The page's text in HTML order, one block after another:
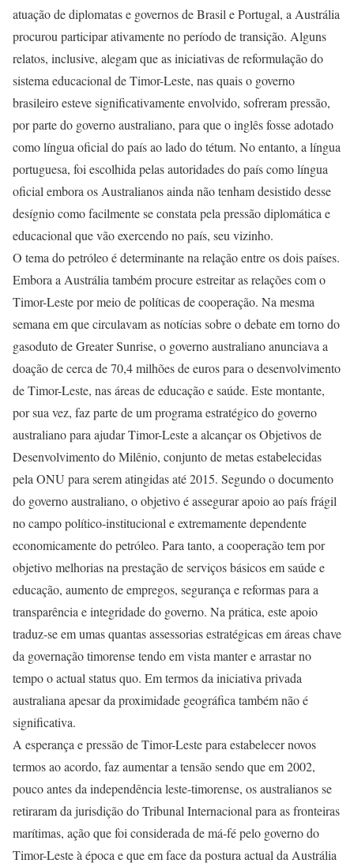
atuação de diplomatas e governos de Brasil e Portugal, a Austrália
procurou participar ativamente no período de transição. Alguns
relatos, inclusive, alegam que as iniciativas de reformulação do
sistema educacional de Timor-Leste, nas quais o governo
brasileiro esteve significativamente envolvido, sofreram pressão,
por parte do governo australiano, para que o inglês fosse adotado
como língua oficial do país ao lado do tétum. No entanto, a língua
portuguesa, foi escolhida pelas autoridades do país como língua
oficial embora os Australianos ainda não tenham desistido desse
desígnio como facilmente se constata pela pressão diplomática e
educacional que vão exercendo no país, seu vizinho.
O tema do petróleo é determinante na relação entre os dois países.
Embora a Austrália também procure estreitar as relações com o
Timor-Leste por meio de políticas de cooperação. Na mesma
semana em que circulavam as notícias sobre o debate em torno do
gasoduto de Greater Sunrise, o governo australiano anunciava a
doação de cerca de 70,4 milhões de euros para o desenvolvimento
de Timor-Leste, nas áreas de educação e saúde. Este montante,
por sua vez, faz parte de um programa estratégico do governo
australiano para ajudar Timor-Leste a alcançar os Objetivos de
Desenvolvimento do Milênio, conjunto de metas estabelecidas
pela ONU para serem atingidas até 2015. Segundo o documento
do governo australiano, o objetivo é assegurar apoio ao país frágil
no campo político-institucional e extremamente dependente
economicamente do petróleo. Para tanto, a cooperação tem por
objetivo melhorias na prestação de serviços básicos em saúde e
educação, aumento de empregos, segurança e reformas para a
transparência e integridade do governo. Na prática, este apoio
traduz-se em umas quantas assessorias estratégicas em áreas chave
da governação timorense tendo em vista manter e arrastar no
tempo o actual status quo. Em termos da iniciativa privada
australiana apesar da proximidade geográfica também não é
significativa.
A esperança e pressão de Timor-Leste para estabelecer novos
termos ao acordo, faz aumentar a tensão sendo que em 2002,
pouco antes da independência leste-timorense, os australianos se
retiraram da jurisdição do Tribunal Internacional para as fronteiras
marítimas, ação que foi considerada de má-fé pelo governo do
Timor-Leste à época e que em face da postura actual da Austrália